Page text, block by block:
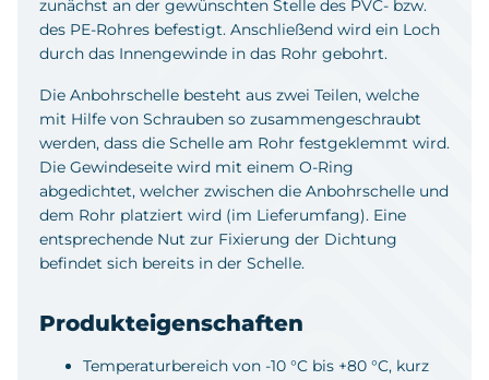
zunächst an der gewünschten Stelle des PVC- bzw.
des PE-Rohres befestigt. Anschließend wird ein Loch
durch das Innengewinde in das Rohr gebohrt.
Die Anbohrschelle besteht aus zwei Teilen, welche
mit Hilfe von Schrauben so zusammengeschraubt
werden, dass die Schelle am Rohr festgeklemmt wird.
Die Gewindeseite wird mit einem O-Ring
abgedichtet, welcher zwischen die Anbohrschelle und
dem Rohr platziert wird (im Lieferumfang). Eine
entsprechende Nut zur Fixierung der Dichtung
befindet sich bereits in der Schelle.
Produkteigenschaften
Temperaturbereich von -10 °C bis +80 °C, kurz